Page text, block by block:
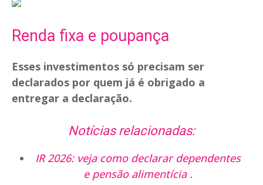
Renda fixa e poupança
Esses investimentos só precisam ser
declarados por quem já é obrigado a
entregar a declaração.
Notícias relacionadas:
IR 2026: veja como declarar dependentes
e pensão alimentícia .